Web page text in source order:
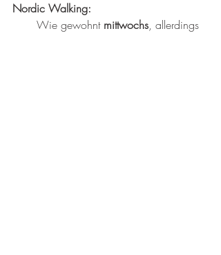
Nordic Walking:
       Wie gewohnt
mittwochs, allerdings